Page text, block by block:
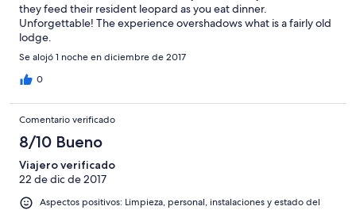
they feed their resident leopard as you eat dinner.
Unforgettable! The experience overshadows what is a fairly old
lodge.
Se alojó 1 noche en diciembre de 2017
0
Comentario verificado
8/10 Bueno
Viajero verificado
22 de dic de 2017
Aspectos positivos: Limpieza, personal, instalaciones y estado del